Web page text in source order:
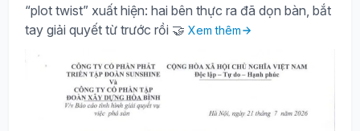
“plot twist” xuất hiện: hai bên thực ra đã dọn bàn, bắt
tay giải quyết từ trước rồi 🤝 Xem thêm